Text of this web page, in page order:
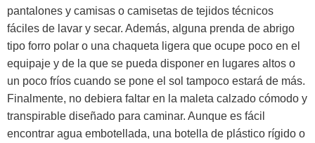
pantalones y camisas o camisetas de tejidos técnicos
fáciles de lavar y secar. Además, alguna prenda de abrigo
tipo forro polar o una chaqueta ligera que ocupe poco en el
equipaje y de la que se pueda disponer en lugares altos o
un poco fríos cuando se pone el sol tampoco estará de más.
Finalmente, no debiera faltar en la maleta calzado cómodo y
transpirable diseñado para caminar. Aunque es fácil
encontrar agua embotellada, una botella de plástico rígido o